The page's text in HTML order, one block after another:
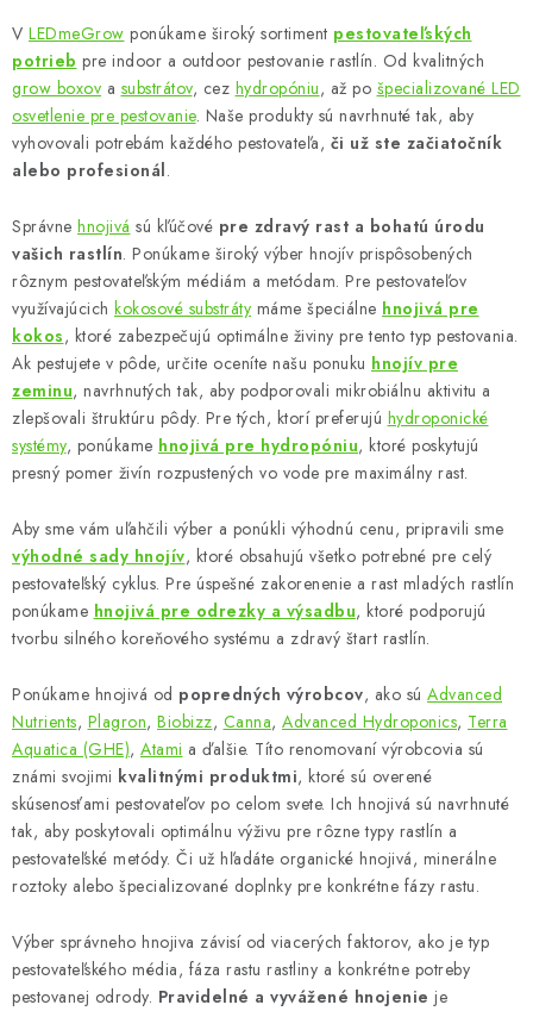
c
i
e
p
r
v
y
v
ý
p
i
s
u
á
n
k
o
v
a
i
e
V LEDmeGrow ponúkame široký sortiment pestovateľských
potrieb pre indoor a outdoor pestovanie rastlín. Od kvalitných
grow boxov a substrátov, cez hydropóniu, až po špecializované LED
osvetlenie pre pestovanie. Naše produkty sú navrhnuté tak, aby
vyhovovali potrebám každého pestovateľa, či už ste začiatočník
alebo profesionál.
Správne hnojivá sú kľúčové pre zdravý rast a bohatú úrodu
vašich rastlín. Ponúkame široký výber hnojív prispôsobených
rôznym pestovateľským médiám a metódam. Pre pestovateľov
využívajúcich kokosové substráty máme špeciálne hnojivá pre
kokos, ktoré zabezpečujú optimálne živiny pre tento typ pestovania.
Ak pestujete v pôde, určite oceníte našu ponuku hnojív pre
zeminu, navrhnutých tak, aby podporovali mikrobiálnu aktivitu a
zlepšovali štruktúru pôdy. Pre tých, ktorí preferujú hydroponické
systémy, ponúkame hnojivá pre hydropóniu, ktoré poskytujú
presný pomer živín rozpustených vo vode pre maximálny rast.
Aby sme vám uľahčili výber a ponúkli výhodnú cenu, pripravili sme
výhodné sady hnojív, ktoré obsahujú všetko potrebné pre celý
pestovateľský cyklus. Pre úspešné zakorenenie a rast mladých rastlín
ponúkame hnojivá pre odrezky a výsadbu, ktoré podporujú
tvorbu silného koreňového systému a zdravý štart rastlín.
Ponúkame hnojivá od popredných výrobcov, ako sú Advanced
Nutrients, Plagron, Biobizz, Canna, Advanced Hydroponics, Terra
Aquatica (GHE), Atami a ďalšie. Títo renomovaní výrobcovia sú
známi svojimi kvalitnými produktmi, ktoré sú overené
skúsenosťami pestovateľov po celom svete. Ich hnojivá sú navrhnuté
tak, aby poskytovali optimálnu výživu pre rôzne typy rastlín a
pestovateľské metódy. Či už hľadáte organické hnojivá, minerálne
roztoky alebo špecializované doplnky pre konkrétne fázy rastu.
Výber správneho hnojiva závisí od viacerých faktorov, ako je typ
pestovateľského média, fáza rastu rastliny a konkrétne potreby
pestovanej odrody. Pravidelné a vyvážené hnojenie je